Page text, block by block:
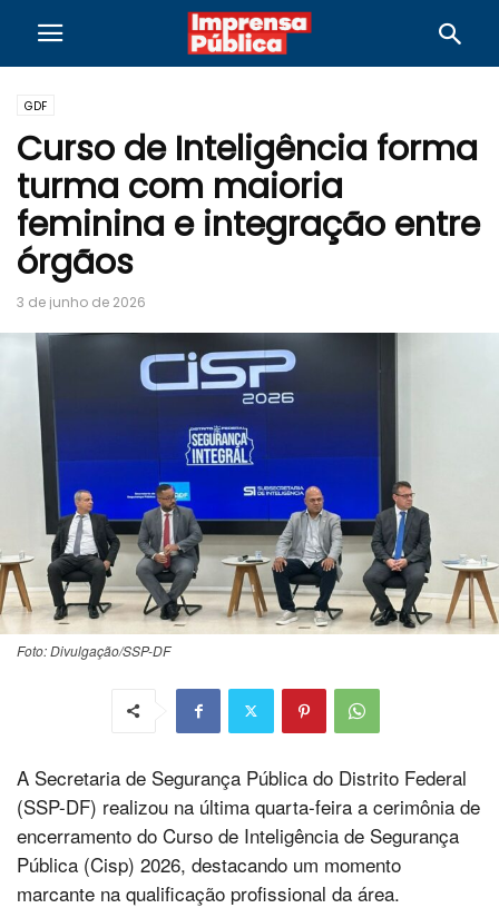
GDF
Curso de Inteligência forma
turma com maioria
feminina e integração entre
órgãos
3 de junho de 2026
Foto: Divulgação/SSP-DF
A Secretaria de Segurança Pública do Distrito Federal
(SSP-DF) realizou na última quarta-feira a cerimônia de
encerramento do Curso de Inteligência de Segurança
Pública (Cisp) 2026, destacando um momento
marcante na qualificação profissional da área.